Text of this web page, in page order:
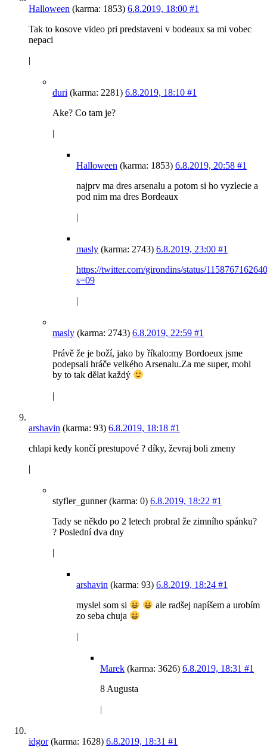
Halloween (karma: 1853) 6.8.2019, 18:00 #1
Tak to kosove video pri predstaveni v bodeaux sa mi vobec
nepaci
|
duri (karma: 2281) 6.8.2019, 18:10 #1
Ake? Co tam je?
|
Halloween (karma: 1853) 6.8.2019, 20:58 #1
najprv ma dres arsenalu a potom si ho vyzlecie a
pod nim ma dres Bordeaux
|
masly (karma: 2743) 6.8.2019, 23:00 #1
https://twitter.com/girondins/status/
s=09
|
masly (karma: 2743) 6.8.2019, 22:59 #1
Právě že je boží, jako by říkalo:my Bordoeux jsme
podepsali hráče velkého Arsenalu.Za me super, mohl
by to tak dělat každý
|
arshavin (karma: 93) 6.8.2019, 18:18 #1
chlapi kedy končí prestupové ? díky, ževraj boli zmeny
|
styfler_gunner (karma: 0) 6.8.2019, 18:22 #1
Tady se někdo po 2 letech probral že zimního spánku?
? Poslední dva dny
|
arshavin (karma: 93) 6.8.2019, 18:24 #1
myslel som si
ale radšej napíšem a urobím
zo seba chuja
Marek (karma: 3626) 6.8.2019, 18:31 #1
8 Augusta
idgor(karma: 1628) 6.8.2019, 18:31 #1